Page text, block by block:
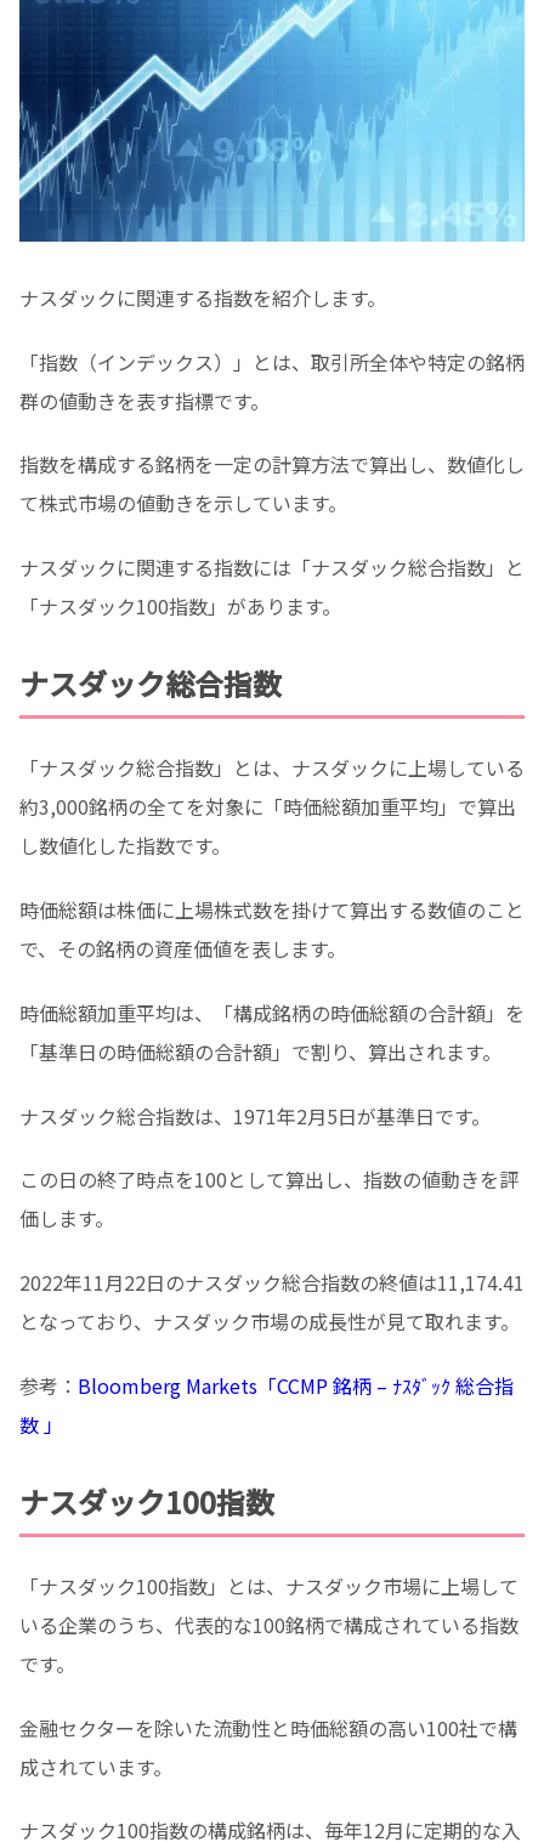
ナスダックに関連する指数を紹介します。
「指数（インデックス）」とは、取引所全体や特定の銘柄
群の値動きを表す指標です。
指数を構成する銘柄を一定の計算方法で算出し、数値化し
て株式市場の値動きを示しています。
ナスダックに関連する指数には「ナスダック総合指数」と
「ナスダック100指数」があります。
ナスダック総合指数
「ナスダック総合指数」とは、ナスダックに上場している
約3,000銘柄の全てを対象に「時価総額加重平均」で算出
し数値化した指数です。
時価総額は株価に上場株式数を掛けて算出する数値のこと
で、その銘柄の資産価値を表します。
時価総額加重平均は、「構成銘柄の時価総額の合計額」を
「基準日の時価総額の合計額」で割り、算出されます。
ナスダック総合指数は、1971年2月5日が基準日です。
この日の終了時点を100として算出し、指数の値動きを評
価します。
2022年11月22日のナスダック総合指数の終値は11,174.41
となっており、ナスダック市場の成長性が見て取れます。
参考： Bloomberg Markets「CCMP 銘柄 – ﾅｽﾀﾞｯｸ 総合指
数 」
ナスダック100指数
「ナスダック100指数」とは、ナスダック市場に上場して
いる企業のうち、代表的な100銘柄で構成されている指数
です。
金融セクターを除いた流動性と時価総額の高い100社で構
成されています。
ナスダック100指数の構成銘柄は、毎年12月に定期的な入